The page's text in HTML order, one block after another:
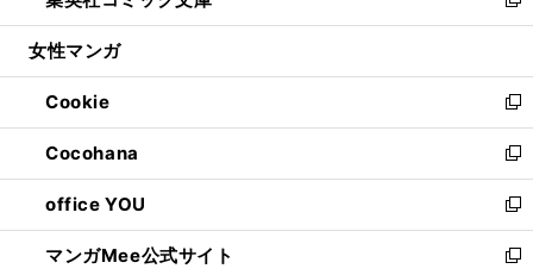
開
ウ
開
く
ン
ウ
で
開
く
ウ
ン
ド
ウ
で
開
く
新
し
ウ
ィ
ン
ド
ウ
で
開
く
女性マンガ
Cookie
新
し
い
ウ
ィ
ン
ド
Cocohana
新
し
い
ウ
ィ
office YOU
新
し
い
マンガMee公式サイト 新